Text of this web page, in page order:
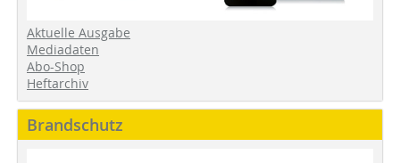
Aktuelle Ausgabe
Mediadaten
Abo-Shop
Heftarchiv
Brandschutz